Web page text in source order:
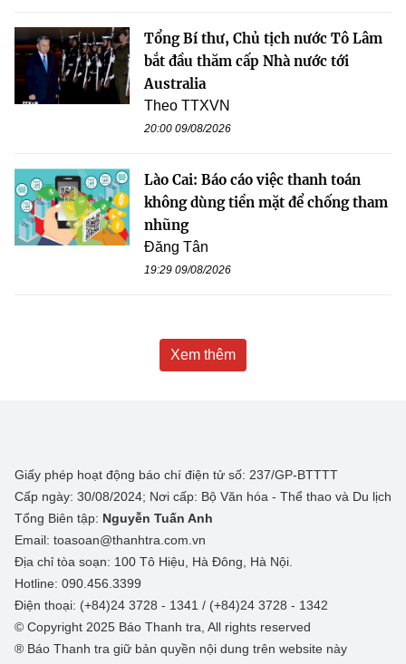
Tổng Bí thư, Chủ tịch nước Tô Lâm
bắt đầu thăm cấp Nhà nước tới
Australia
Theo TTXVN
20:00 09/08/2026
Lào Cai: Báo cáo việc thanh toán
không dùng tiền mặt để chống tham
nhũng
Đăng Tân
19:29 09/08/2026
Xem thêm
Giấy phép hoạt động báo chí điện tử số: 237/GP-BTTTT
Cấp ngày: 30/08/2024; Nơi cấp: Bộ Văn hóa - Thể thao và Du lịch
Tổng Biên tập: Nguyễn Tuấn Anh
Email: toasoan@thanhtra.com.vn
Địa chỉ tòa soạn: 100 Tô Hiệu, Hà Đông, Hà Nội.
Hotline: 090.456.3399
Điện thoại: (+84)24 3728 - 1341 / (+84)24 3728 - 1342
© Copyright 2025 Báo Thanh tra, All rights reserved
® Báo Thanh tra giữ bản quyền nội dung trên website này